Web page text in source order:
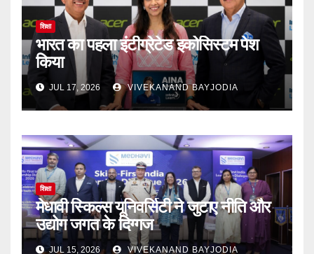
शिक्षा
भारत का पहला इंटीग्रेटेड इकोसिस्टम पेश
किया
JUL 17, 2026 VIVEKANAND BAYJODIA
शिक्षा
मेधावी स्किल्स यूनिवर्सिटी ने जुटाए नीति और
उद्योग जगत के दिग्गज
JUL 15, 2026 VIVEKANAND BAYJODIA